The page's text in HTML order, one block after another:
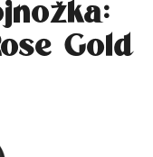
Gold